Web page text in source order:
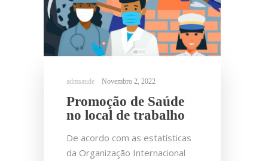
Novembro 2, 2022
Promoção de Saúde
no local de trabalho
De acordo com as estatísticas
da Organização Internacional